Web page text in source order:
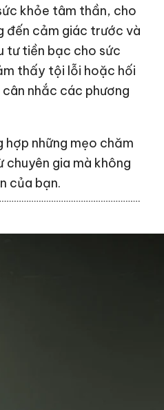
khỏe tâm thần, cho
đến cảm giác trước và
tư tiền bạc cho sức
thấy tội lỗi hoặc hối
nhắc các phương
những mẹo chăm
gia mà không
của bạn.